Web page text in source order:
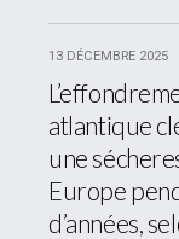
13 DÉCEMBRE 2025
atlantique
une
Europe
d’années,